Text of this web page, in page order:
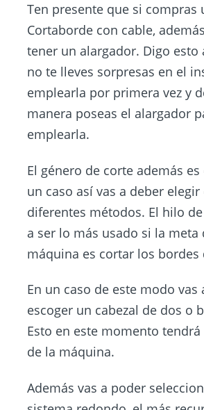
Ten presente que si compras
Cortaborde con cable,
tener un alargador. Digo esto
no te lleves sorpresas en el
emplearla por primera vez y
manera poseas el alargador
emplearla.
El género de corte además es
un caso así vas a deber elegir
diferentes métodos. El hilo
a ser lo más usado si la meta
máquina es cortar los bordes
En un caso de este modo vas
escoger un cabezal de dos o
Esto en este momento
de la máquina.
Además vas a poder